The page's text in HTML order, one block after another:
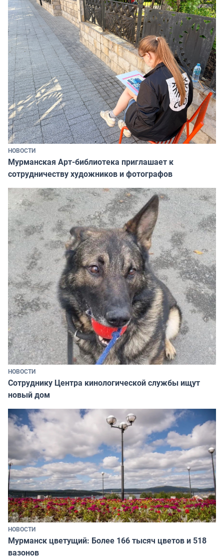
НОВОСТИ
Мурманская Арт-библиотека приглашает к
сотрудничеству художников и фотографов
НОВОСТИ
Сотруднику Центра кинологической службы ищут
новый дом
НОВОСТИ
Мурманск цветущий: Более 166 тысяч цветов и 518
вазонов